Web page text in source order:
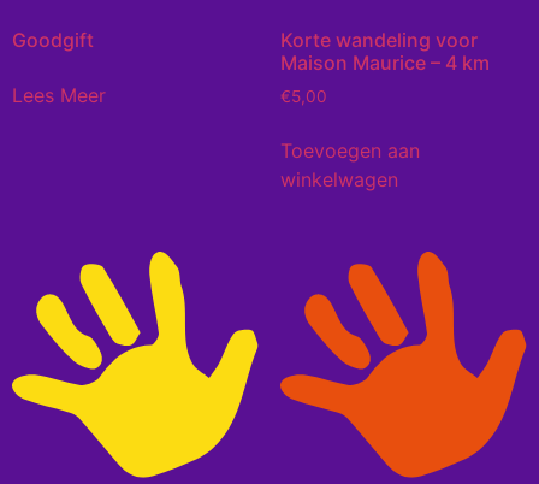
Goodgift
Lees Meer
Korte wandeling voor
Maison Maurice – 4 km
€5,00
Toevoegen aan
winkelwagen